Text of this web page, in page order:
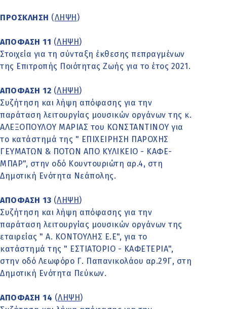
ΠΡΟΣΚΛΗΣΗ (ΛΗΨΗ )
ΑΠΟΦΑΣΗ 11 (ΛΗΨΗ )
Στοιχεία για τη σύνταξη έκθεσης πεπραγμένων
της Επιτροπής Ποιότητας Ζωής για το έτος 2021.
ΑΠΟΦΑΣΗ 12 (ΛΗΨΗ )
Συζήτηση και λήψη απόφασης για την
παράταση λειτουργίας μουσικών οργάνων της κ.
ΑΛΕΞΟΠΟΥΛΟΥ ΜΑΡΙΑΣ του ΚΩΝΣΤΑΝΤΙΝΟΥ για
το κατάστημά της " ΕΠΙΧΕΙΡΗΣΗ ΠΑΡΟΧΗΣ
ΓΕΥΜΑΤΩΝ & ΠΟΤΩΝ ΑΠΟ ΚΥΛΙΚΕΙΟ - ΚΑΦΕ-
ΜΠΑΡ", στην οδό Κουντουριώτη αρ.4, στη
Δημοτική Ενότητα Νεάπολης.
ΑΠΟΦΑΣΗ 13 (ΛΗΨΗ )
Συζήτηση και λήψη απόφασης για την
παράταση λειτουργίας μουσικών οργάνων της
εταιρείας " Α. ΚΟΝΤΟΥΛΗΣ Ε.Ε", για το
κατάστημά της " ΕΣΤΙΑΤΟΡΙΟ - ΚΑΦΕΤΕΡΙΑ",
στην οδό Λεωφόρο Γ. Παπανικολάου αρ.29Γ, στη
Δημοτική Ενότητα Πεύκων.
ΑΠΟΦΑΣΗ 14 (ΛΗΨΗ )